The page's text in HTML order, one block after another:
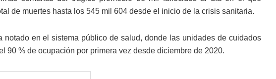
de muertes hasta los 545 mil 604 desde el inicio de la crisis sanitaria.
en el sistema público de salud, donde las unidades de cuidados
90 % de ocupación por primera vez desde diciembre de 2020.